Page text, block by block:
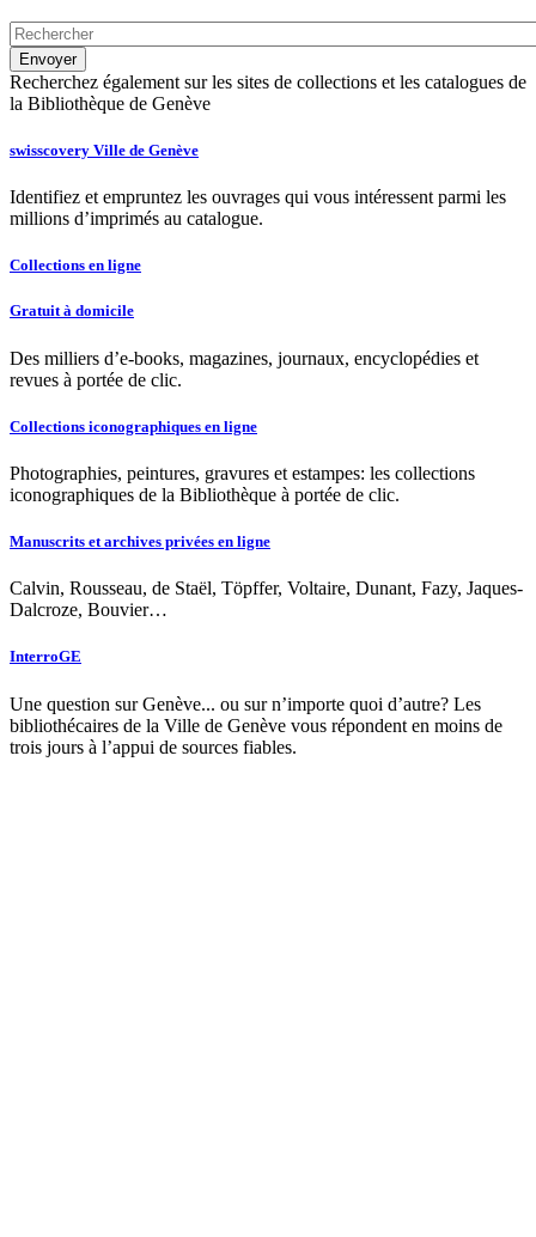
Recherchez également sur les sites de collections et les catalogues de
la Bibliothèque de Genève
swisscovery Ville de Genève
Identifiez et empruntez les ouvrages qui vous intéressent parmi les
millions d’imprimés au catalogue.
Collections en ligne
Gratuit à domicile
Des milliers d’e-books, magazines, journaux, encyclopédies et
revues à portée de clic.
Collections iconographiques en ligne
Photographies, peintures, gravures et estampes: les collections
iconographiques de la Bibliothèque à portée de clic.
Manuscrits et archives privées en ligne
Calvin, Rousseau, de Staël, Töpffer, Voltaire, Dunant, Fazy, Jaques-
Dalcroze, Bouvier…
InterroGE
Une question sur Genève... ou sur n’importe quoi d’autre? Les
bibliothécaires de la Ville de Genève vous répondent en moins de
trois jours à l’appui de sources fiables.